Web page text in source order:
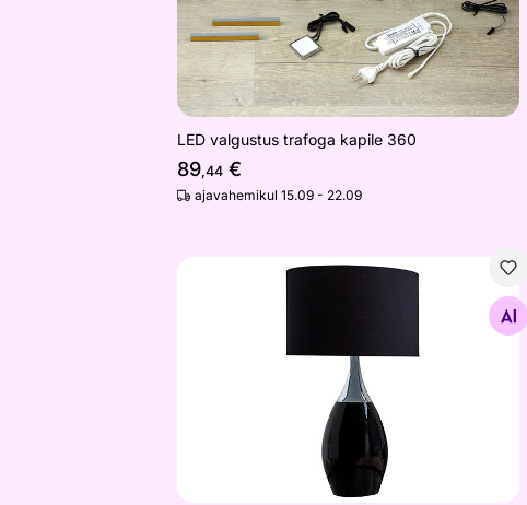
LED valgustus trafoga kapile 360
89,44 €
ajavahemikul 15.09 - 22.09